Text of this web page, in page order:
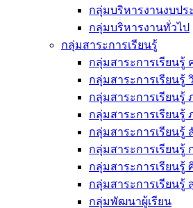
กลุ่มบริหารงานงบป
กลุ่มบริหารงานทั่วไป
กลุ่มสาระการเรียนรู้
กลุ่มสาระการเรียนรู้
กลุ่มสาระการเรียนรู้
กลุ่มสาระการเรียนรู้
กลุ่มสาระการเรียนรู้
กลุ่มสาระการเรียน
กลุ่มสาระการเรียนรู้
กลุ่มสาระการเรียนรู้
กลุ่มสาระการเรียน
กลุ่มพัฒนาผู้เรียน